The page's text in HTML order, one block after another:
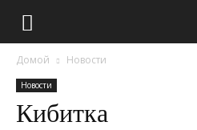
Домой Новости
Новости
Кибитка